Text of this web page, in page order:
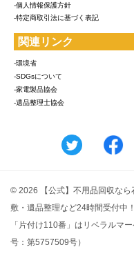
-個人情報保護方針
-特定商取引法に基づく表記
関連リンク
-環境省
-SDGsについて
-家電製品協会
-遺品整理士協会
© 2026 【公式】不用品回収な
敷・遺品整理など24時間受付中！
「片付け110番」はリベラルマ
号：第5757509号）